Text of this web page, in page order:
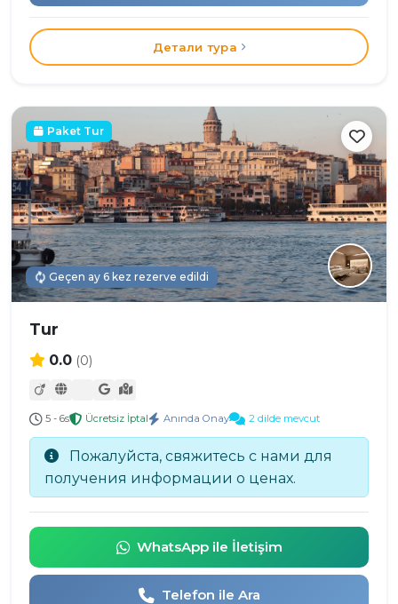
Детали тура
Paket Tur
Geçen ay 6 kez rezerve edildi
Tur
0.0 (0)
5 - 6s Ücretsiz İptal Anında Onay 2 dilde mevcut
Пожалуйста, свяжитесь с нами для
получения информации о ценах.
WhatsApp ile İletişim
Telefon ile Ara